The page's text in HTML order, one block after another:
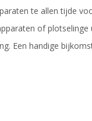
te allen tijde
of
Een handige